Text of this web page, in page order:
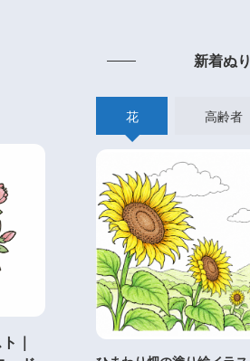
｜
新着ぬ
花 高齢者